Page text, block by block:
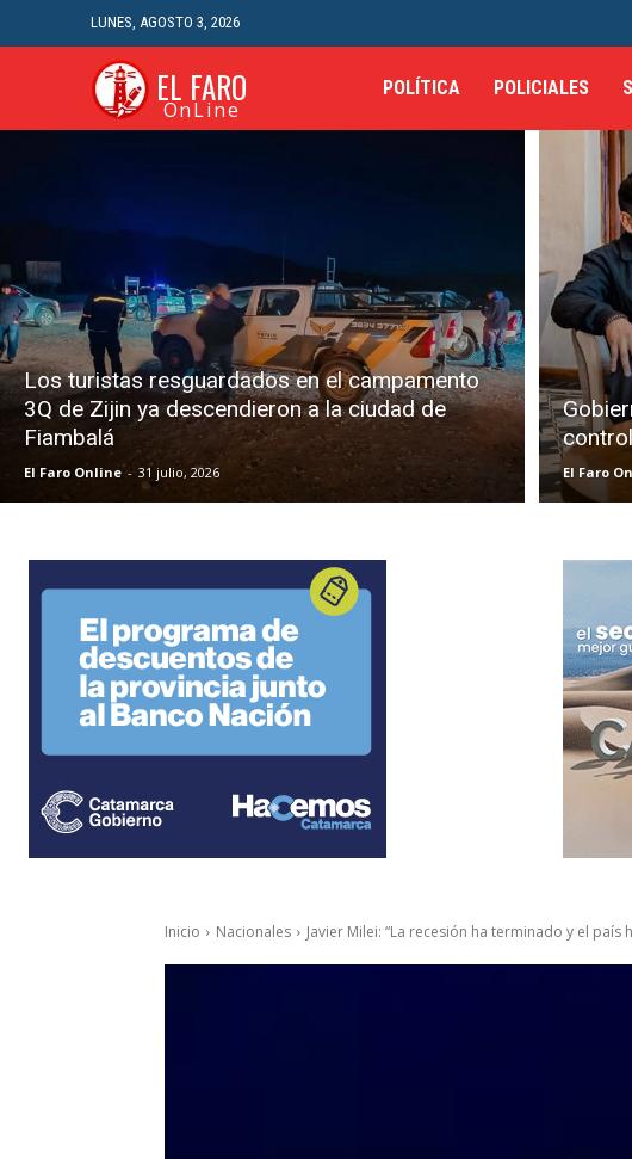
LUNES, AGOSTO 3, 2026
EL FARO
OnLine
POLÍTICA POLICIALES
Los turistas resguardados en el campamento
3Q de Zijin ya descendieron a la ciudad de
Fiambalá
El Faro Online - 31 julio, 2026 El Faro
Inicio Nacionales Javier Milei: “La recesión ha terminado y el país